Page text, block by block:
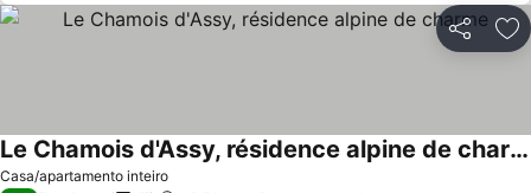
Partilhar
Casa/apartamento inteiro
Le Chamois d'Assy, résidence alpine de charme
Ver preços